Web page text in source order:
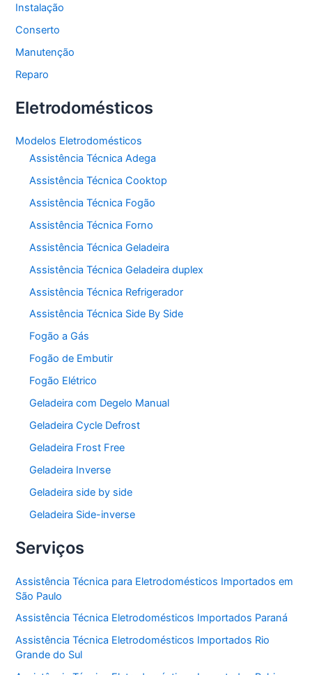
Instalação
Conserto
Manutenção
Reparo
Eletrodomésticos
Modelos Eletrodomésticos
Assistência Técnica Adega
Assistência Técnica Cooktop
Assistência Técnica Fogão
Assistência Técnica Forno
Assistência Técnica Geladeira
Assistência Técnica Geladeira duplex
Assistência Técnica Refrigerador
Assistência Técnica Side By Side
Fogão a Gás
Fogão de Embutir
Fogão Elétrico
Geladeira com Degelo Manual
Geladeira Cycle Defrost
Geladeira Frost Free
Geladeira Inverse
Geladeira side by side
Geladeira Side-inverse
Serviços
Assistência Técnica para Eletrodomésticos Importados em
São Paulo
Assistência Técnica Eletrodomésticos Importados Paraná
Assistência Técnica Eletrodomésticos Importados Rio
Grande do Sul